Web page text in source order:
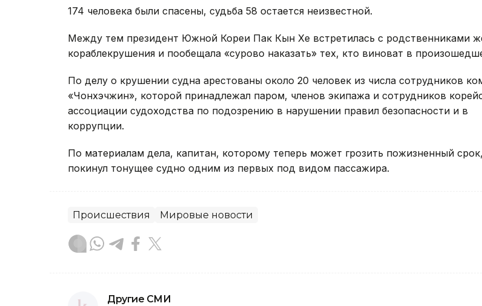
174 человека были спасены, судьба 58 остается неизвестной.
Между тем президент Южной Кореи Пак Кын Хе встретилась с родственниками
кораблекрушения и пообещала «сурово наказать» тех, кто виноват в
По делу о крушении судна арестованы около 20 человек из числа сотрудников
«Чонхэчжин», которой принадлежал паром, членов экипажа и сотрудников
ассоциации судоходства по подозрению в нарушении правил безопасности и в
коррупции.
По материалам дела, капитан, которому теперь может грозить пожизненный срок,
покинул тонущее судно одним из первых под видом пассажира.
Происшествия Мировые новости
Другие СМИ